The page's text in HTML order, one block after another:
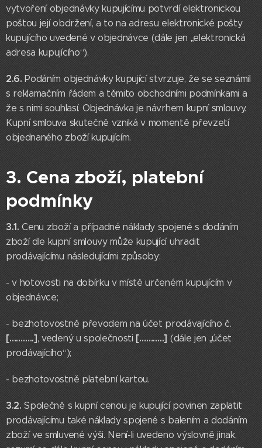
vytvoření objednávky kupujícímu potvrdí elektronickou
poštou její obdržení, a to na adresu elektronické pošty
kupujícího uvedené v objednávce (dále jen „elektronická
adresa kupujícího“).
2.6.Podáním objednávky kupující stvrzuje, že se seznámil
s reklamačním řádem a těmito obchodními podmínkami a
že s nimi souhlasí. Objednávka je návrhem kupní smlouvy.
Kupní smlouva skutečně vzniká v momentě převzetí
objednaného zboží kupujícím.
3. Cena zboží, platební
podmínky
3.1.Cenu zboží a případné náklady spojené s dodáním
zboží dle kupní smlouvy může kupující uhradit
prodávajícímu následujícími způsoby:
- v hotovosti na dobírku v místě určeném kupujícím v
objednávce;
- bezhotovostně převodem na účet prodávajícího č.
[………..], vedený u společnosti [………..] (dále jen „účet
prodávajícího“);
- bezhotovostně platební kartou.
3.2.Společně s kupní cenou je kupující povinen zaplatit
prodávajícímu také náklady spojené s balením a dodáním
zboží ve smluvené výši. Není-li uvedeno výslovně jinak,